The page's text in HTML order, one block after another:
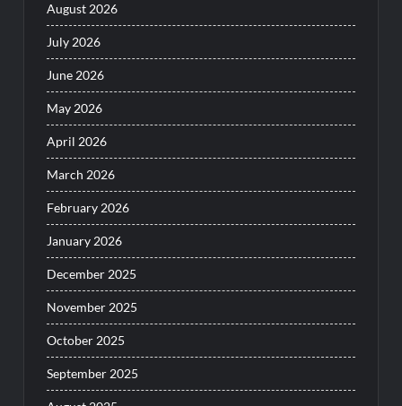
August 2026
July 2026
June 2026
May 2026
April 2026
March 2026
February 2026
January 2026
December 2025
November 2025
October 2025
September 2025